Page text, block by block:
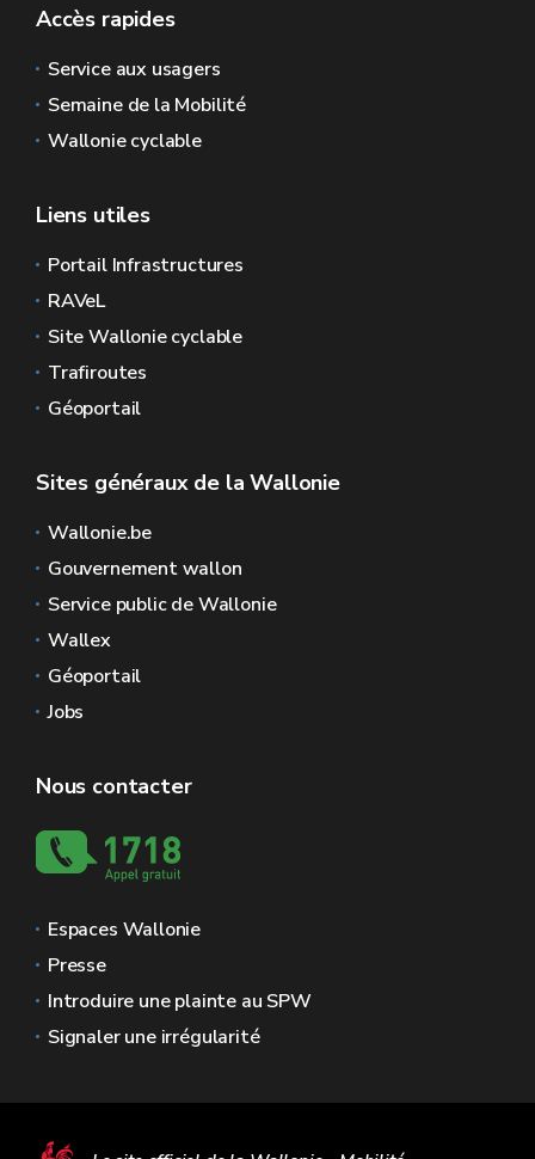
Accès rapides
Service aux usagers
Semaine de la Mobilité
Wallonie cyclable
Liens utiles
Portail Infrastructures
RAVeL
Site Wallonie cyclable
Trafiroutes
Géoportail
Sites généraux de la Wallonie
Wallonie.be
Gouvernement wallon
Service public de Wallonie
Wallex
Géoportail
Jobs
Nous contacter
Espaces Wallonie
Presse
Introduire une plainte au SPW
Signaler une irrégularité